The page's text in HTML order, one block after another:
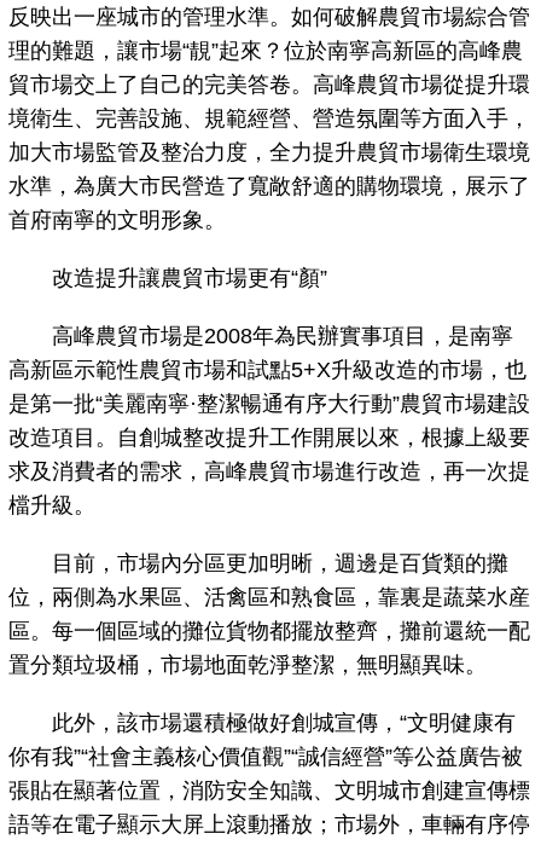
反映出一座城市的管理水準。如何破解農貿市場綜合管
理的難題，讓市場“靚”起來？位於南寧高新區的高峰農
貿市場交上了自己的完美答卷。高峰農貿市場從提升環
境衛生、完善設施、規範經營、營造氛圍等方面入手，
加大市場監管及整治力度，全力提升農貿市場衛生環境
水準，為廣大市民營造了寬敞舒適的購物環境，展示了
首府南寧的文明形象。
改造提升讓農貿市場更有“顏”
高峰農貿市場是2008年為民辦實事項目，是南寧
高新區示範性農貿市場和試點5+X升級改造的市場，也
是第一批“美麗南寧·整潔暢通有序大行動”農貿市場建設
改造項目。自創城整改提升工作開展以來，根據上級要
求及消費者的需求，高峰農貿市場進行改造，再一次提
檔升級。
目前，市場內分區更加明晰，週邊是百貨類的攤
位，兩側為水果區、活禽區和熟食區，靠裏是蔬菜水産
區。每一個區域的攤位貨物都擺放整齊，攤前還統一配
置分類垃圾桶，市場地面乾淨整潔，無明顯異味。
此外，該市場還積極做好創城宣傳，“文明健康有
你有我”“社會主義核心價值觀”“誠信經營”等公益廣告被
張貼在顯著位置，消防安全知識、文明城市創建宣傳標
語等在電子顯示大屏上滾動播放；市場外，車輛有序停